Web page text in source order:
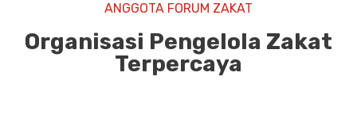
ANGGOTA FORUM ZAKAT
Organisasi Pengelola Zakat
Terpercaya